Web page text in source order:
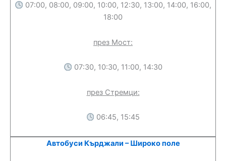
07:00, 08:00, 09:00, 10:00, 12:30, 13:00, 14:00, 16:00,
18:00
през Мост:
07:30, 10:30, 11:00, 14:30
през Стремци:
06:45, 15:45
Автобуси Кърджали – Широко поле